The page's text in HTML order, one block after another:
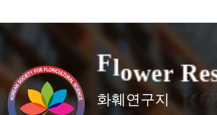
Flower Re
화훼연구지